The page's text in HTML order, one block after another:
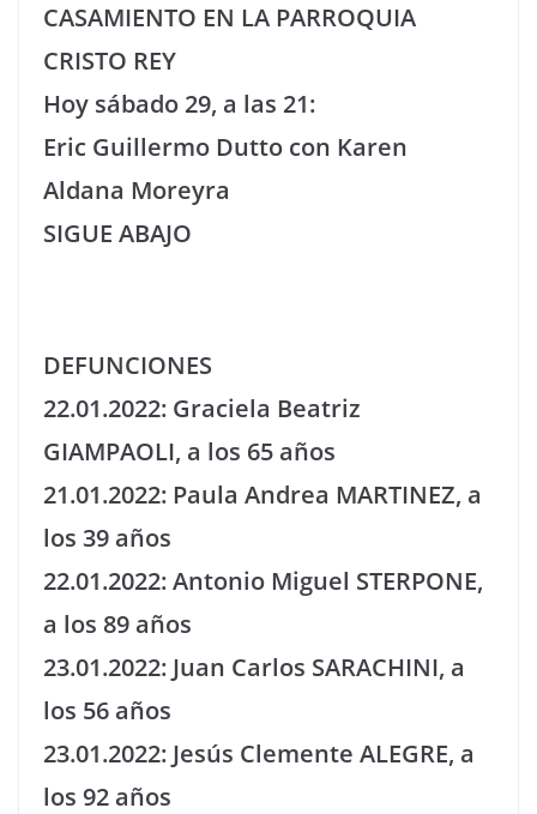
CASAMIENTO EN LA PARROQUIA
CRISTO REY
Hoy sábado 29, a las 21:
Eric Guillermo Dutto con Karen
Aldana Moreyra
SIGUE ABAJO
DEFUNCIONES
22.01.2022: Graciela Beatriz
GIAMPAOLI, a los 65 años
21.01.2022: Paula Andrea MARTINEZ, a
los 39 años
22.01.2022: Antonio Miguel STERPONE,
a los 89 años
23.01.2022: Juan Carlos SARACHINI, a
los 56 años
23.01.2022: Jesús Clemente ALEGRE, a
los 92 años